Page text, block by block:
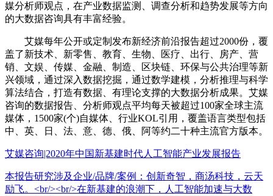
媒分析师观点，在产业数据监测、调查分析和趋势发展等方向
的大数据咨询具有丰富经验。
艾媒每年公开或定制发布新经济前沿报告超过2000份，覆
盖了新技术、新零售、教育、生物、医疗、出行、房产、营
销、文娱、传媒、金融、制造、区块链、环保与公共治理等新
兴领域，通过深入数据挖掘，通过数学建模，分析推理与科学
算法结合，打造有数据、有理论支撑的大数据分析成果。艾媒
咨询的数据报告、分析师观点平均每天被超过100家全球主流
媒体，1500家(个)自媒体、行业KOL引用，覆盖语言类型包括
中、英、日、法、意、德、俄、阿等约二十种主流官方版本。
艾媒咨询|2020年中国新基建时代人工智能产业发展报告
本报告研究涉及企业/品牌/案例：创新奇智，商汤科技，云天
励飞。<br/><br/>在新基建的浪潮下，人工智能加速与大数